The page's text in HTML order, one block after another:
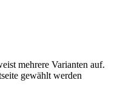
mehrere Varianten auf.
gewählt werden